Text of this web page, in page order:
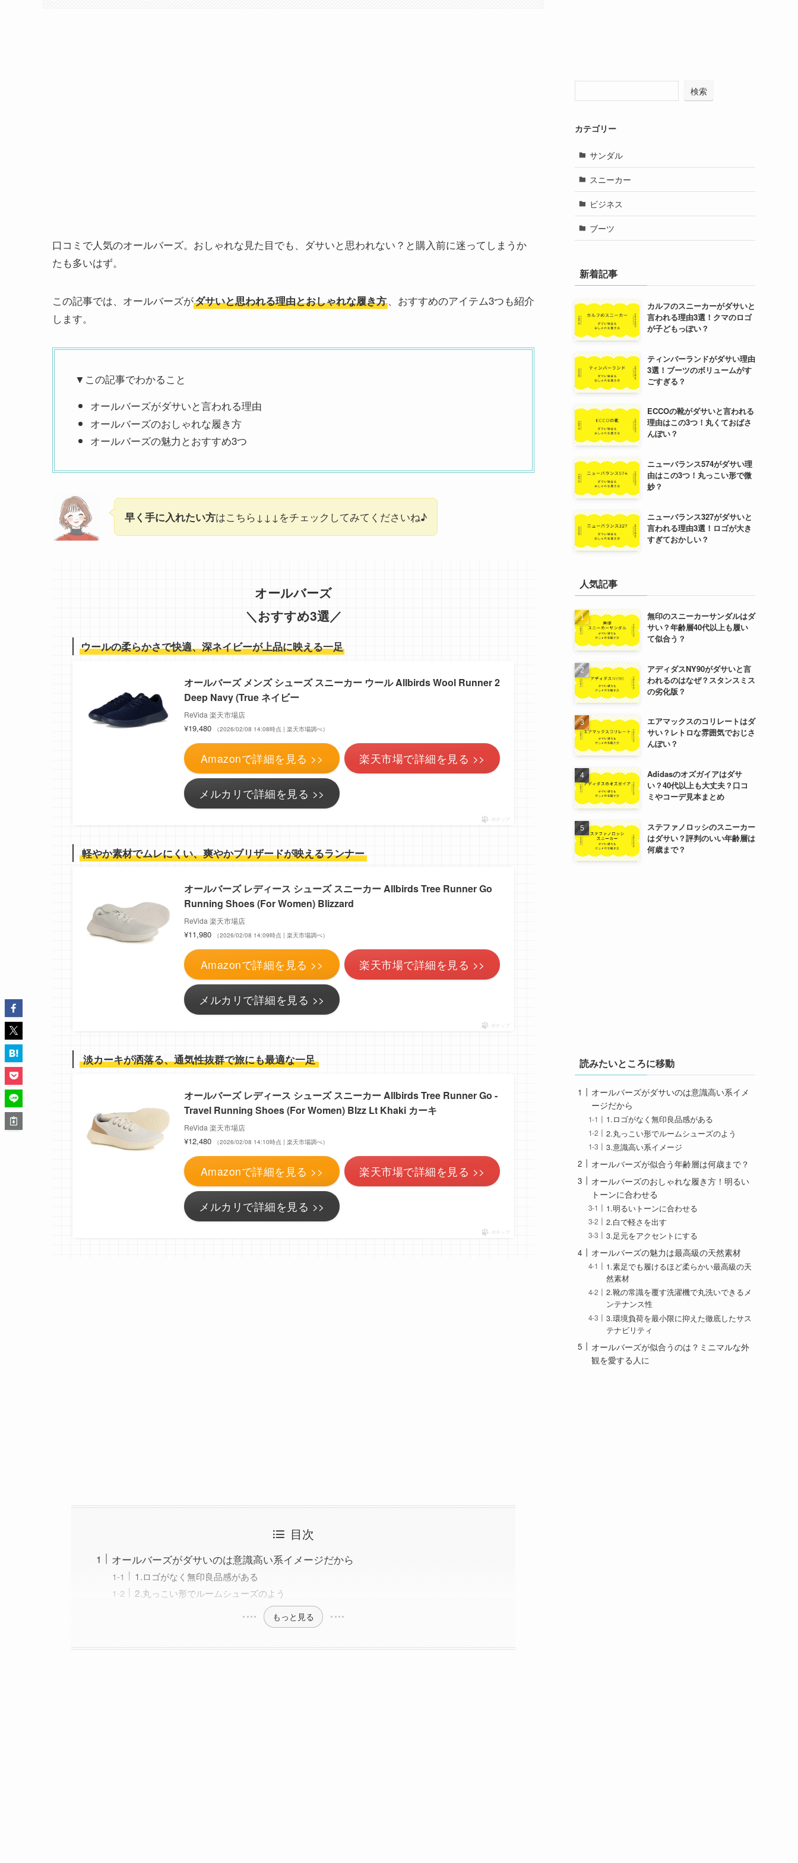
口コミで人気のオールバーズ。おしゃれな見た目でも、ダサいと思われない？と購入前に迷ってしまうか
たも多いはず。
この記事では、オールバーズがダサいと思われる理由とおしゃれな履き方、おすすめのアイテム3つも紹介
します。
▼この記事でわかること
オールバーズがダサいと言われる理由
オールバーズのおしゃれな履き方
オールバーズの魅力とおすすめ3つ
早く手に入れたい方はこちら↓↓↓をチェックしてみてくださいね♪
オールバーズ
＼おすすめ3選／
ウールの柔らかさで快適、深ネイビーが上品に映える一足
オールバーズ メンズ シューズ スニーカー ウール Allbirds Wool Runner 2
Deep Navy (True ネイビー
ReVida 楽天市場店
¥19,480 （2026/02/08 14:08時点 | 楽天市場調べ）
Amazonで詳細を見る >> 楽天市場で詳細を見る >>
メルカリで詳細を見る >>
ポチップ
軽やか素材でムレにくい、爽やかブリザードが映えるランナー
オールバーズ レディース シューズ スニーカー Allbirds Tree Runner Go
Running Shoes (For Women) Blizzard
ReVida 楽天市場店
¥11,980 （2026/02/08 14:09時点 | 楽天市場調べ）
Amazonで詳細を見る >> 楽天市場で詳細を見る >>
メルカリで詳細を見る >>
ポチップ
淡カーキが洒落る、通気性抜群で旅にも最適な一足
オールバーズ レディース シューズ スニーカー Allbirds Tree Runner Go -
Travel Running Shoes (For Women) Blzz Lt Khaki カーキ
ReVida 楽天市場店
¥12,480 （2026/02/08 14:10時点 | 楽天市場調べ）
Amazonで詳細を見る >> 楽天市場で詳細を見る >>
メルカリで詳細を見る >>
ポチップ
目次
オールバーズがダサいのは意識高い系イメージだから
1.ロゴがなく無印良品感がある
2.丸っこい形でルームシューズのよう
もっと見る
検索
カテゴリー
サンダル
スニーカー
ビジネス
ブーツ
新着記事
カルフのスニーカーがダサいと
言われる理由3選！クマのロゴ
が子どもっぽい？
ティンバーランドがダサい理由
3選！ブーツのボリュームがす
ごすぎる？
ECCOの靴がダサいと言われる
理由はこの3つ！丸くておばさ
んぽい？
ニューバランス574がダサい理
由はこの3つ！丸っこい形で微
妙？
ニューバランス327がダサいと
言われる理由3選！ロゴが大き
すぎておかしい？
人気記事
無印のスニーカーサンダルはダ
サい？年齢層40代以上も履い
て似合う？
アディダスNY90がダサいと言
われるのはなぜ？スタンスミス
の劣化版？
エアマックスのコリレートはダ
サい？レトロな雰囲気でおじさ
んぽい？
Adidasのオズガイアはダサ
い？40代以上も大丈夫？口コ
ミやコーデ見本まとめ
ステファノロッシのスニーカー
はダサい？評判のいい年齢層は
何歳まで？
読みたいところに移動
オールバーズがダサいのは意識高い系イメ
ージだから
1.ロゴがなく無印良品感がある
2.丸っこい形でルームシューズのよう
3.意識高い系イメージ
オールバーズが似合う年齢層は何歳まで？
オールバーズのおしゃれな履き方！明るい
トーンに合わせる
1.明るいトーンに合わせる
2.白で軽さを出す
3.足元をアクセントにする
オールバーズの魅力は最高級の天然素材
1.素足でも履けるほど柔らかい最高級の天
然素材
2.靴の常識を覆す洗濯機で丸洗いできるメ
ンテナンス性
3.環境負荷を最小限に抑えた徹底したサス
テナビリティ
オールバーズが似合うのは？ミニマルな外
観を愛する人に